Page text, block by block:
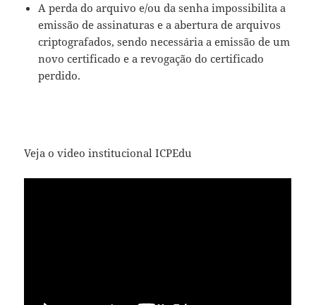
A perda do arquivo e/ou da senha impossibilita a
emissão de assinaturas e a abertura de arquivos
criptografados, sendo necessária a emissão de um
novo certificado e a revogação do certificado
perdido.
Veja o video institucional ICPEdu